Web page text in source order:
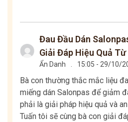
Đau Đầu Dán
Giải Đáp Hiệu Quả Từ
Ẩn Danh 15:05 - 29/10/
Bà con thường thắc mắc liệu
miếng dán Salonpas để giảm
phải là giải pháp hiệu quả và
Tuấn tôi sẽ cùng bà con giải